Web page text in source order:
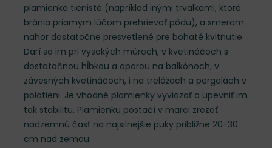
plamienka tienisté (napríklad inými trvalkami, ktoré
bránia priamym lúčom prehrievať pôdu), a smerom
nahor dostatočne presvetlené pre bohaté kvitnutie.
Darí sa im pri vysokých múroch, v kvetináčoch s
dostatočnou hĺbkou a oporou na balkónoch, v
závesných kvetináčoch, i na trelážach a pergolách v
polotieni. Je vhodné plamienky vyviazať a upevniť im
tak stabilitu. Plamienku postačí v marci zrezať
nadzemnú časť na najsilnejšie puky približne 20-30
cm nad zemou.